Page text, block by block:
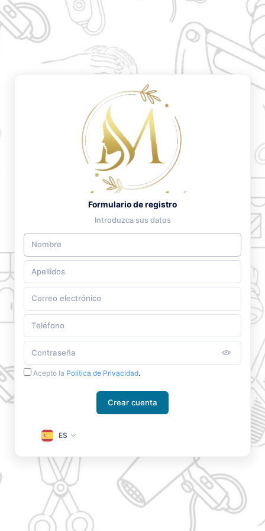
Formulario de registro
Introduzca sus datos
Acepto la Política de Privacidad.
Crear cuenta
ES